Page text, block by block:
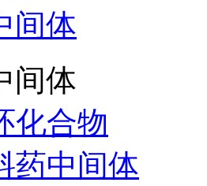
间体
间体
化合物
药中间体